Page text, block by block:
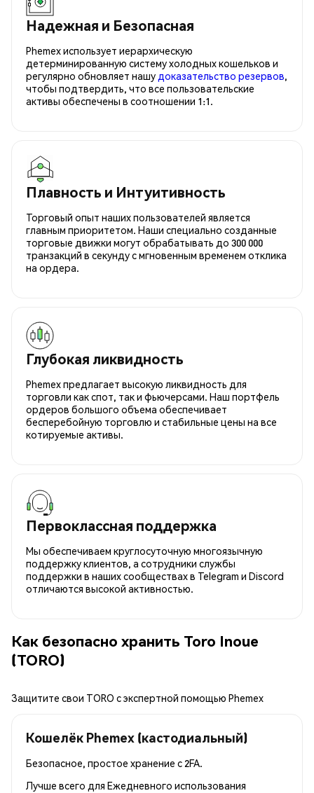
Надежная и Безопасная
Phemex использует иерархическую
детерминированную систему холодных кошельков и
регулярно обновляет нашу доказательство резервов,
чтобы подтвердить, что все пользовательские
активы обеспечены в соотношении 1:1.
Плавность и Интуитивность
Торговый опыт наших пользователей является
главным приоритетом. Наши специально созданные
торговые движки могут обрабатывать до 300 000
транзакций в секунду с мгновенным временем отклика
на ордера.
Глубокая ликвидность
Phemex предлагает высокую ликвидность для
торговли как спот, так и фьючерсами. Наш портфель
ордеров большого объема обеспечивает
бесперебойную торговлю и стабильные цены на все
котируемые активы.
Первоклассная поддержка
Мы обеспечиваем круглосуточную многоязычную
поддержку клиентов, а сотрудники службы
поддержки в наших сообществах в Telegram и Discord
отличаются высокой активностью.
Как безопасно хранить Toro Inoue
(TORO)
Защитите свои TORO с экспертной помощью Phemex
Кошелёк Phemex (кастодиальный)
Безопасное, простое хранение с 2FA.
Лучше всего для Ежедневного использования